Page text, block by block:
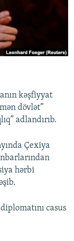
kəşfiyyat
dövlət”
adlandırıb.
Çexiya
hərbi
casus